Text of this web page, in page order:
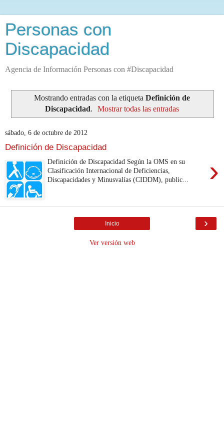
Personas con
Discapacidad
Agencia de Información Personas con #Discapacidad
Mostrando entradas con la etiqueta Definición de
Discapacidad. Mostrar todas las entradas
sábado, 6 de octubre de 2012
Definición de Discapacidad
›
Definición de Discapacidad Según la OMS en su
Clasificación Internacional de Deficiencias,
Discapacidades y Minusvalías (CIDDM), public...
›
Inicio
Ver versión web